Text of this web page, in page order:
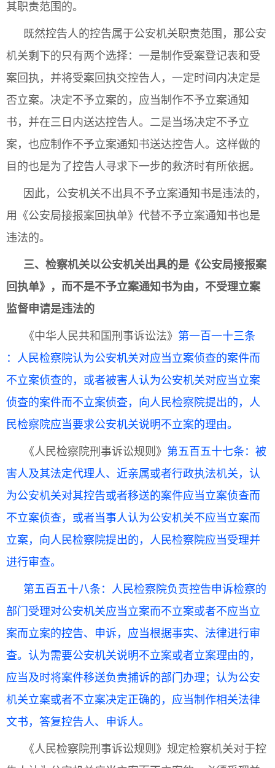
其职责范围的。
既然控告人的控告属于公安机关职责范围，那公安
机关剩下的只有两个选择：一是制作受案登记表和受
案回执，并将受案回执交控告人，一定时间内决定是
否立案。决定不予立案的，应当制作不予立案通知
书，并在三日内送达控告人。二是当场决定不予立
案，也应制作不予立案通知书送达控告人。这样做的
目的也是为了控告人寻求下一步的救济时有所依据。
因此，公安机关不出具不予立案通知书是违法的，
用《公安局接报案回执单》代替不予立案通知书也是
违法的。
三、检察机关以公安机关出具的是《公安局接报案
回执单》，而不是不予立案通知书为由，不受理立案
监督申请是违法的
《中华人民共和国刑事诉讼法》 第一百一十三条
： 人民检察院认为公安机关对应当立案侦查的案件而
不立案侦查的，或者被害人认为公安机关对应当立案
侦查的案件而不立案侦查，向人民检察院提出的，人
民检察院应当要求公安机关说明不立案的理由。
《人民检察院刑事诉讼规则》 第五百五十七条： 被
害人及其法定代理人、近亲属或者行政执法机关，认
为公安机关对其控告或者移送的案件应当立案侦查而
不立案侦查，或者当事人认为公安机关不应当立案而
立案，向人民检察院提出的，人民检察院应当受理并
进行审查。
第五百五十八条： 人民检察院负责控告申诉检察的
部门受理对公安机关应当立案而不立案或者不应当立
案而立案的控告、申诉，应当根据事实、法律进行审
查。认为需要公安机关说明不立案或者立案理由的，
应当及时将案件移送负责捕诉的部门办理；认为公安
机关立案或者不立案决定正确的，应当制作相关法律
文书，答复控告人、申诉人。
《人民检察院刑事诉讼规则》规定检察机关对于控